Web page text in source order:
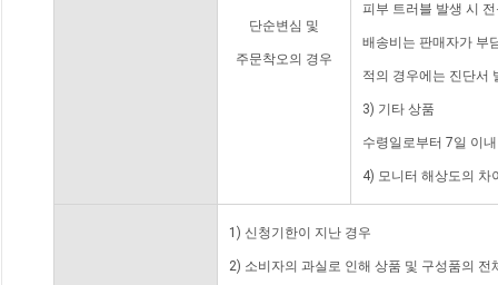
단순변심 및
주문착오의 경우
피부 트러블 발생 시
배송비는 판매자가 부
적의 경우에는 진단서
3) 기타 상품
수령일로부터 7일 이
4) 모니터 해상도의 차
1) 신청기한이 지난 경우
2) 소비자의 과실로 인해 상품 및 구성품의